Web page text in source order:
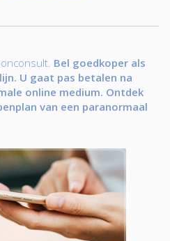
Bel goedkoper als
U gaat pas betalen na
online medium. Ontdek
van een paranormaal